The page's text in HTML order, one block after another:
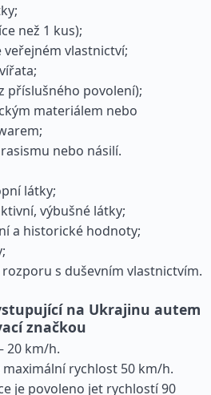
než 1 kus);
vlastnictví;
příslušného povolení);
materiálem nebo
nebo násilí.
látky;
výbušné látky;
a historické hodnoty;
s duševním vlastnictvím.
na Ukrajinu autem
značkou
20 km/h.
rychlost 50 km/h.
je povoleno jet rychlostí 90